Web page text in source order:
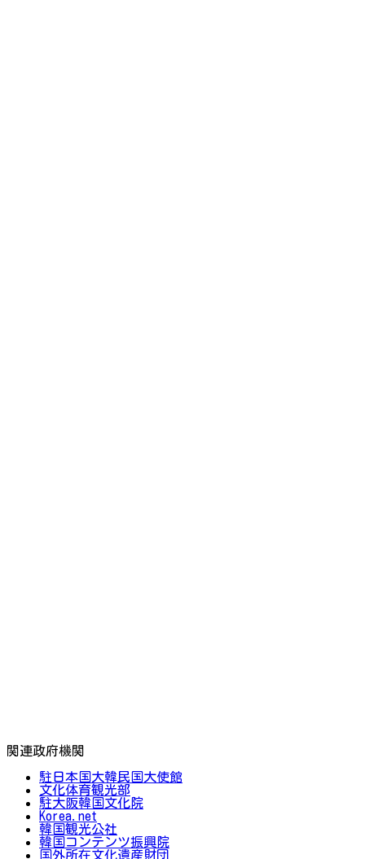
関連政府機関
駐日本国大韓民国大使館
文化体育観光部
駐大阪韓国文化院
Korea.net
韓国観光公社
韓国コンテンツ振興院
国外所在文化遺産財団